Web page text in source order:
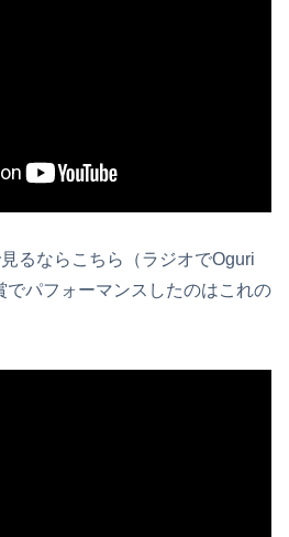
るならこちら（ラジオでOguri
でパフォーマンスしたのはこれの